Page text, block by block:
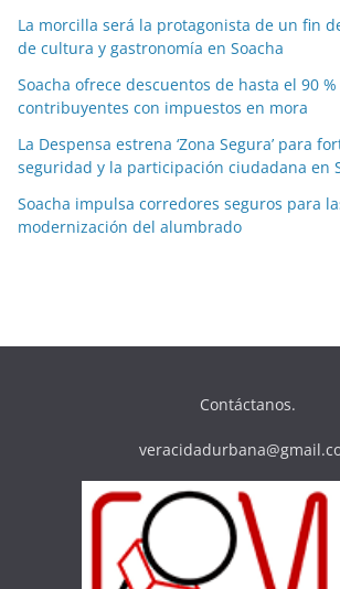
La morcilla será la protagonista de un fin
de cultura y gastronomía en Soacha
Soacha ofrece descuentos de hasta el 90
contribuyentes con impuestos en mora
La Despensa estrena ‘Zona Segura’ para
seguridad y la participación ciudadana en
Soacha impulsa corredores seguros para
modernización del alumbrado
Contáctanos.